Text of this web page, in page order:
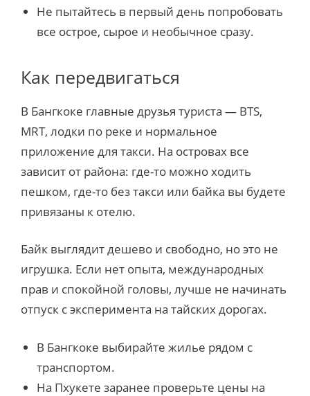
Не пытайтесь в первый день попробовать
все острое, сырое и необычное сразу.
Как передвигаться
В Бангкоке главные друзья туриста — BTS,
MRT, лодки по реке и нормальное
приложение для такси. На островах все
зависит от района: где-то можно ходить
пешком, где-то без такси или байка вы будете
привязаны к отелю.
Байк выглядит дешево и свободно, но это не
игрушка. Если нет опыта, международных
прав и спокойной головы, лучше не начинать
отпуск с эксперимента на тайских дорогах.
В Бангкоке выбирайте жилье рядом с
транспортом.
На Пхукете заранее проверьте цены на